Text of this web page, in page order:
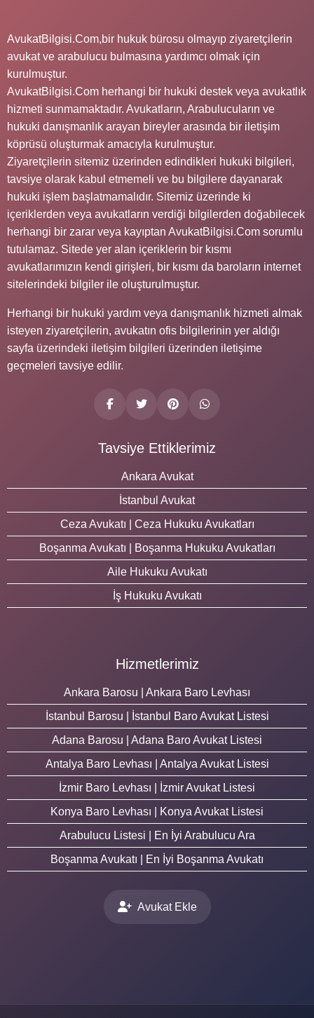
AvukatBilgisi.Com,bir hukuk bürosu olmayıp ziyaretçilerin
avukat ve arabulucu bulmasına yardımcı olmak için
kurulmuştur.
AvukatBilgisi.Com herhangi bir hukuki destek veya avukatlık
hizmeti sunmamaktadır. Avukatların, Arabulucuların ve
hukuki danışmanlık arayan bireyler arasında bir iletişim
köprüsü oluşturmak amacıyla kurulmuştur.
Ziyaretçilerin sitemiz üzerinden edindikleri hukuki bilgileri,
tavsiye olarak kabul etmemeli ve bu bilgilere dayanarak
hukuki işlem başlatmamalıdır. Sitemiz üzerinde ki
içeriklerden veya avukatların verdiği bilgilerden doğabilecek
herhangi bir zarar veya kayıptan AvukatBilgisi.Com sorumlu
tutulamaz. Sitede yer alan içeriklerin bir kısmı
avukatlarımızın kendi girişleri, bir kısmı da baroların internet
sitelerindeki bilgiler ile oluşturulmuştur.
Herhangi bir hukuki yardım veya danışmanlık hizmeti almak
isteyen ziyaretçilerin, avukatın ofis bilgilerinin yer aldığı
sayfa üzerindeki iletişim bilgileri üzerinden iletişime
geçmeleri tavsiye edilir.
Tavsiye Ettiklerimiz
Ankara Avukat
İstanbul Avukat
Ceza Avukatı | Ceza Hukuku Avukatları
Boşanma Avukatı | Boşanma Hukuku Avukatları
Aile Hukuku Avukatı
İş Hukuku Avukatı
Hizmetlerimiz
Ankara Barosu | Ankara Baro Levhası
İstanbul Barosu | İstanbul Baro Avukat Listesi
Adana Barosu | Adana Baro Avukat Listesi
Antalya Baro Levhası | Antalya Avukat Listesi
İzmir Baro Levhası | İzmir Avukat Listesi
Konya Baro Levhası | Konya Avukat Listesi
Arabulucu Listesi | En İyi Arabulucu Ara
Boşanma Avukatı | En İyi Boşanma Avukatı
Avukat Ekle